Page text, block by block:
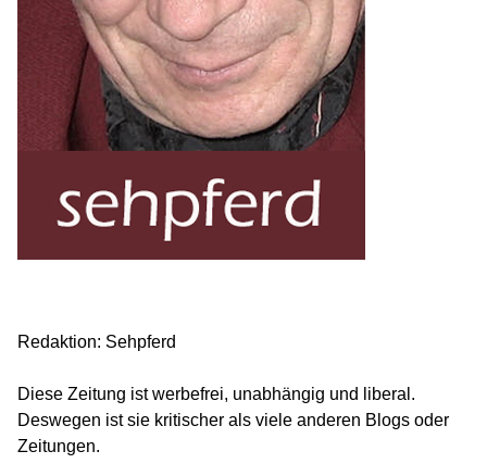
Redaktion: Sehpferd
Diese Zeitung ist werbefrei, unabhängig und liberal.
Deswegen ist sie kritischer als viele anderen Blogs oder
Zeitungen.